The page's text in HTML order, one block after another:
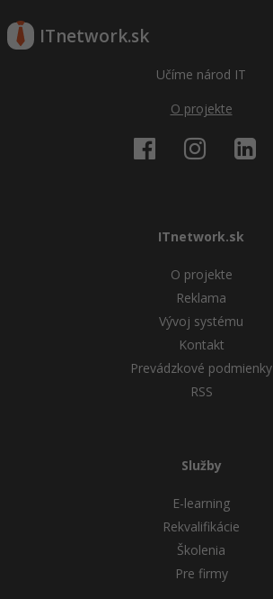
ITnetwork.sk
Učíme národ IT
O projekte
ITnetwork.sk
O projekte
Reklama
Vývoj systému
Kontakt
Prevádzkové podmienky
RSS
Služby
E-learning
Rekvalifikácie
Školenia
Pre firmy